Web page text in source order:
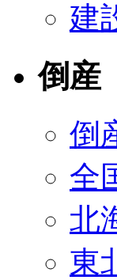
建
倒産
倒
全
北
東